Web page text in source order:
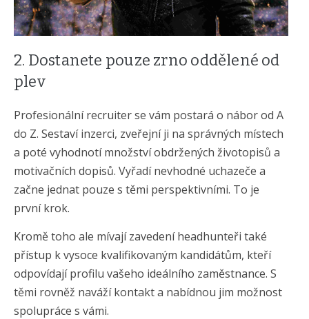
2. Dostanete pouze zrno oddělené od
plev
Profesionální recruiter se vám postará o nábor od A
do Z. Sestaví inzerci, zveřejní ji na správných místech
a poté vyhodnotí množství obdržených životopisů a
motivačních dopisů. Vyřadí nevhodné uchazeče a
začne jednat pouze s těmi perspektivními. To je
první krok.
Kromě toho ale mívají zavedení headhunteři také
přístup k vysoce kvalifikovaným kandidátům, kteří
odpovídají profilu vašeho ideálního zaměstnance. S
těmi rovněž naváží kontakt a nabídnou jim možnost
spolupráce s vámi.